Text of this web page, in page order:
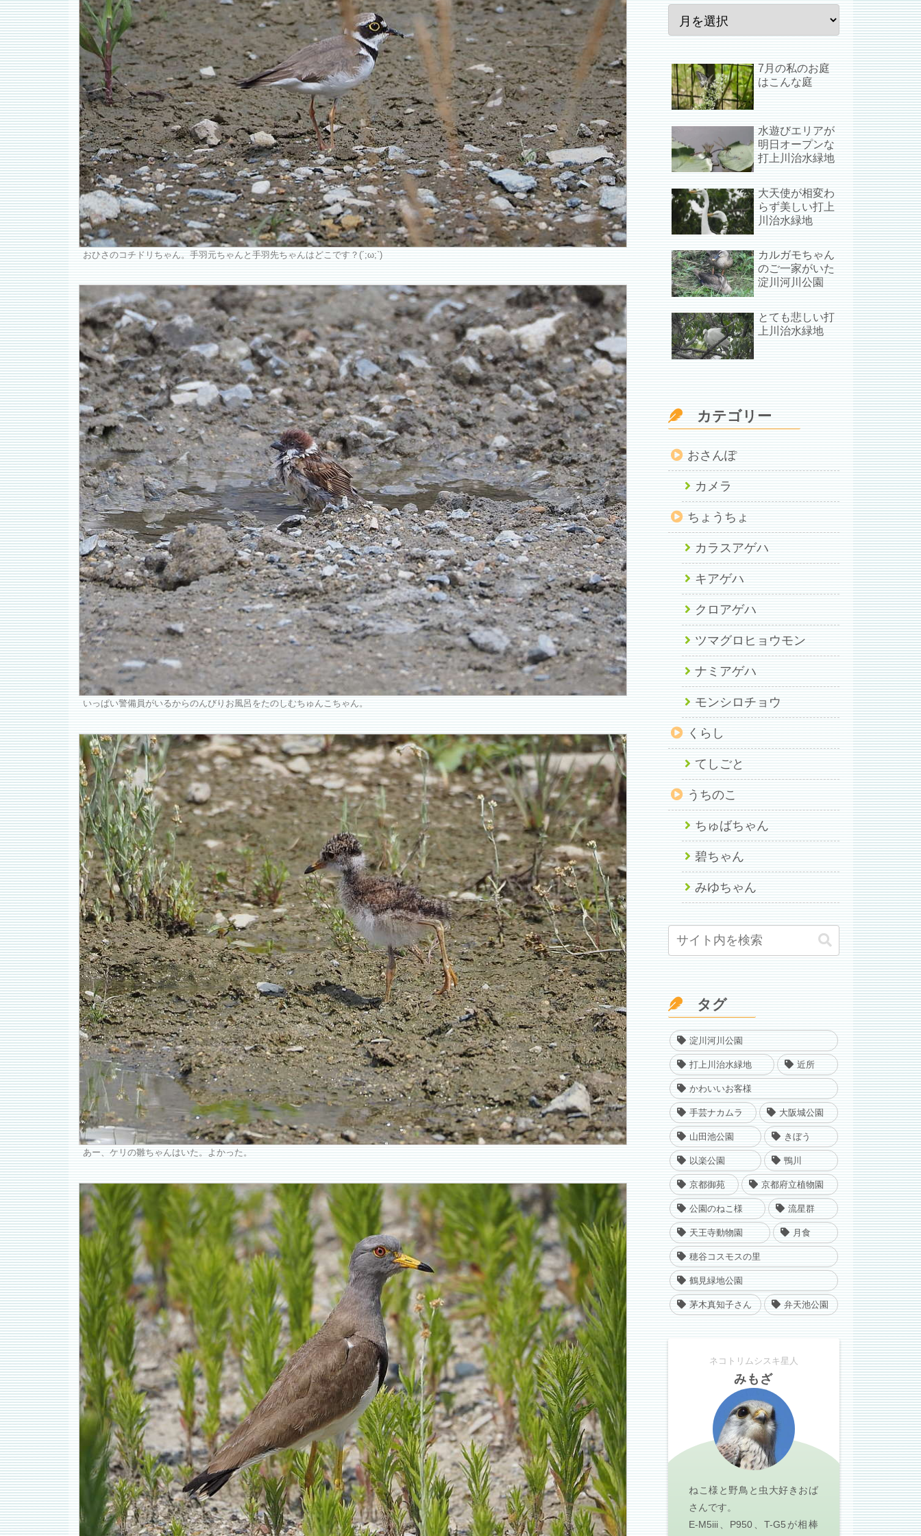
おひさのコチドリちゃん。手羽元ちゃんと手羽先ちゃんはどこです？(´;ω;`)
いっぱい警備員がいるからのんびりお風呂をたのしむちゅんこちゃん。
あー、ケリの雛ちゃんはいた。よかった。
7月の私のお庭
はこんな庭
水遊びエリアが
明日オープンな
打上川治水緑地
大天使が相変わ
らず美しい打上
川治水緑地
カルガモちゃん
のご一家がいた
淀川河川公園
とても悲しい打
上川治水緑地
カテゴリー
おさんぽ
カメラ
ちょうちょ
カラスアゲハ
キアゲハ
クロアゲハ
ツマグロヒョウモン
ナミアゲハ
モンシロチョウ
くらし
てしごと
うちのこ
ちゅばちゃん
碧ちゃん
みゆちゃん
タグ
淀川河川公園
打上川治水緑地 近所
かわいいお客様
手芸ナカムラ 大阪城公園
山田池公園 きぼう
以楽公園 鴨川
京都御苑 京都府立植物園
公園のねこ様 流星群
天王寺動物園 月食
穂谷コスモスの里
鶴見緑地公園
茅木真知子さん 弁天池公園
ネコトリムシスキ星人
みもざ
ねこ様と野鳥と虫大好きおば
さんです。
E-M5iii、P950、T-G5が相棒